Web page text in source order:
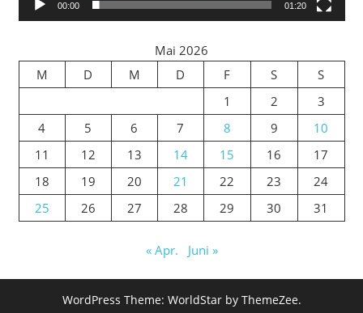
00:00 01:20
Mai 2026
M
D M D F S
S
1
2
3
4
5 6 7 8 9
10
11
12 13 14 15 16
17
18
19 20 21 22 23
24
25
26 27 28 29 30 31
« Apr. Juni »
WordPress Theme: WorldStar by ThemeZee.